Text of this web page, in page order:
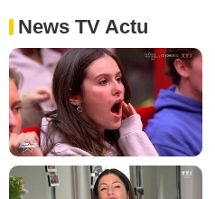
News TV Actu